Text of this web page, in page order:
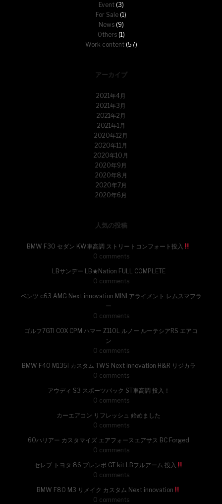
Event(3)
For Sale (1)
News(9)
Others(1)
Work content(57)
アーカイブ
2021年4月
2021年3月
2021年2月
2021年1月
2020年12月
2020年11月
2020年10月
2020年9月
2020年8月
2020年7月
2020年6月
人気の投稿
BMW F30 セダン KW車高調 ストリートコンフォート投入
0 comments
LBサンデー LB★Nation FULL COMPLETE
0 comments
ベンツ c63 AMG Next innovation MINI アライメント レムスマフラ
ー
0 comments
ゴルフ7GTI COX CPM ハマー Z110L ルノー ルーテシアRS エアコ
ン
0 comments
BMW F40 M135i カスタム TWS Next innovation H&R リジカラ
0 comments
アウディ S3 スポーツバック ST車高調 投入！
0 comments
カーエアコン リフレッシュ 始めました
0 comments
60ハリアー カスタマイズ エアフォースエアサス BC Forged
0 comments
セレブ トヨタ 86 ブレンボ GT kit LBフルアーム 投入
0 comments
BMW F80 M3 リメイク カスタム Next innovation
0 comments